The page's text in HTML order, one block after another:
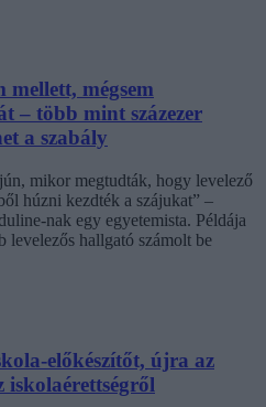
mellett, mégsem
– több mint százezer
a szabály
mikor megtudták, hogy levelező
húzni kezdték a szájukat” –
nak egy egyetemista. Példája
levelezős hallgató számolt be
előkészítőt, újra az
iskolaérettségről